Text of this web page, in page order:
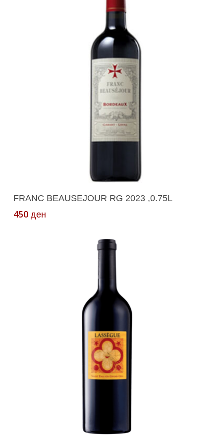
Додади Во Кошничка
FRANC BEAUSEJOUR RG 2023 ,0.75L
450 ден